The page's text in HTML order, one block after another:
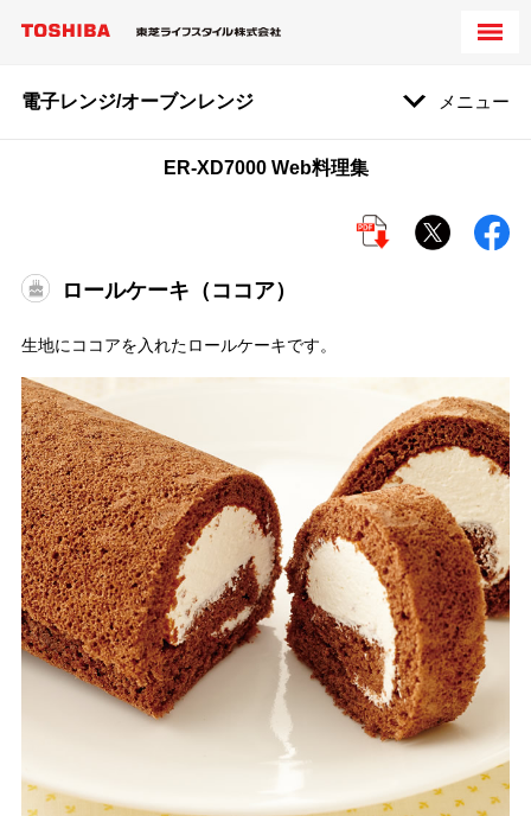
電子レンジ/オーブンレンジ メニュー
ER-XD7000 Web料理集
ロールケーキ（ココア）
生地にココアを入れたロールケーキです。